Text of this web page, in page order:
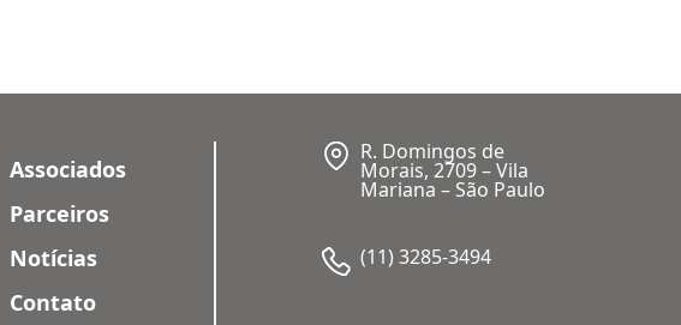
Associados
Parceiros
Notícias
Contato
R. Domingos de
Morais, 2709 – Vila
Mariana – São Paulo
(11) 3285-3494